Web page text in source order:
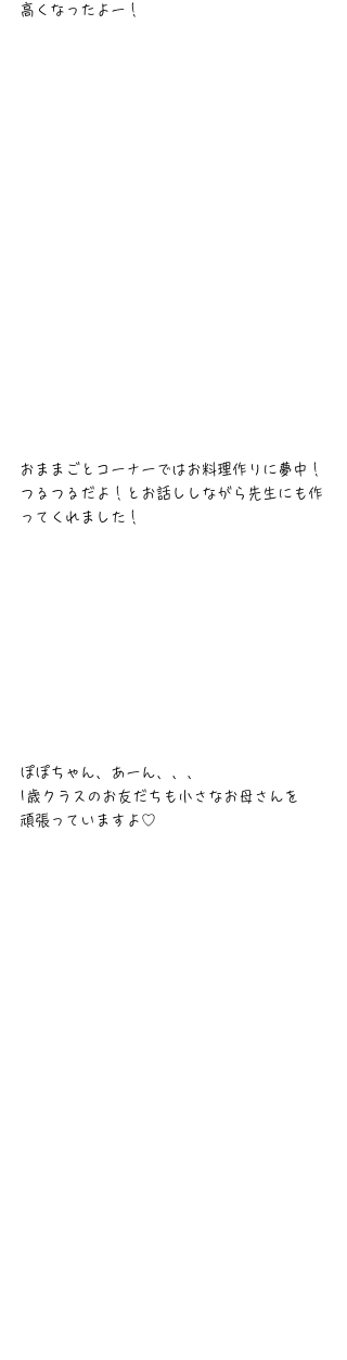
高くなったよー！
おままごとコーナーではお料理作りに夢中！
つるつるだよ！とお話ししながら先生にも作
ってくれました！
ぽぽちゃん、あーん、、、
1歳クラスのお友だちも小さなお母さんを
頑張っていますよ♡